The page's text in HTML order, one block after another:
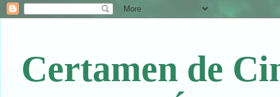
Certamen de